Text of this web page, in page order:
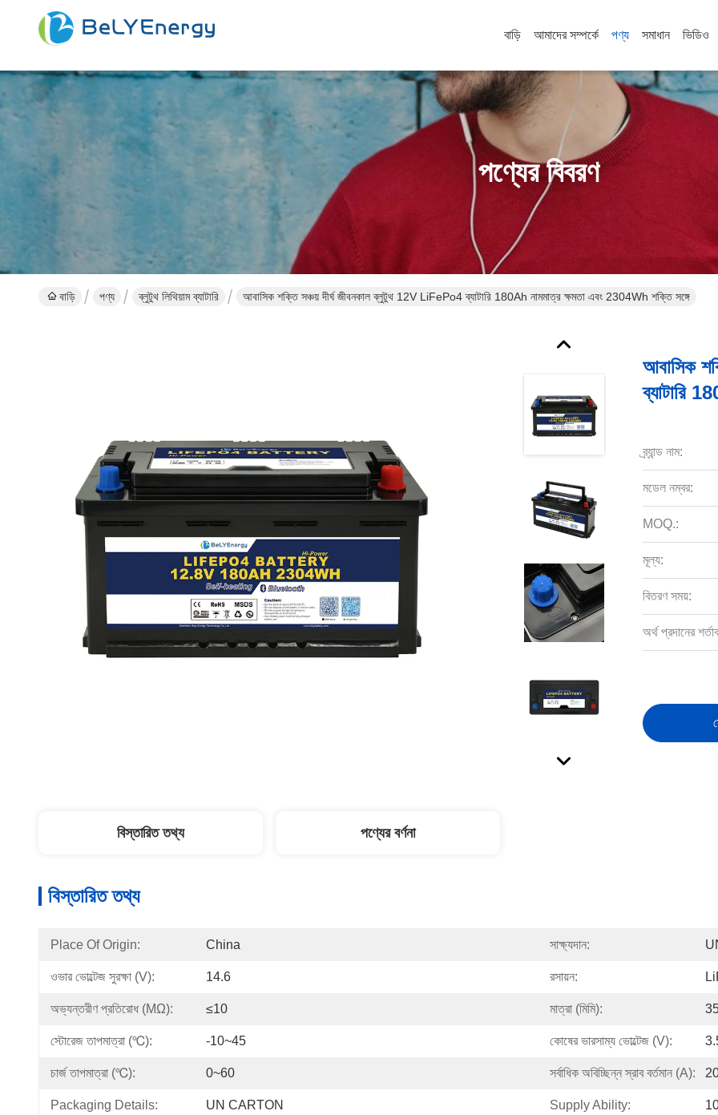
বাড়ি আমাদের সম্পর্কে পণ্য সমাধান ভিডিও
পণ্যের বিবরণ
বাড়ি পণ্য ব্লুটুথ লিথিয়াম ব্যাটারি আবাসিক শক্তি সঞ্চয় দীর্ঘ জীবনকাল ব্লুটুথ 12V LiFePo4 ব্যাটারি 180Ah নামমাত্র ক্ষমতা এবং 2304Wh শক্তি সঙ্গে
আবাসিক
ব্যাটারি
ব্র্যান্ড নাম:
মডেল নম্বর:
MOQ.:
মূল্য:
বিতরণ সময়:
অর্থ প্রদানের
বিস্তারিত তথ্য পণ্যের বর্ণনা
বিস্তারিত তথ্য
Place Of Origin: China সাক্ষ্যদান:
ওভার ভোল্টেজ সুরক্ষা (V): 14.6 রসায়ন:
অভ্যন্তরীণ প্রতিরোধ (mΩ): ≤10 মাত্রা (মিমি):
স্টোরেজ তাপমাত্রা (℃): -10~45 কোষের ভারসাম্য ভোল্টেজ (V):
চার্জ তাপমাত্রা (℃): 0~60 সর্বাধিক অবিচ্ছিন্ন স্রাব বর্তমান (A):
Packaging Details: UN CARTON Supply Ability: